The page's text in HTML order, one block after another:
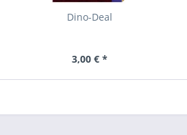
Dino-Deal
3,00 € *